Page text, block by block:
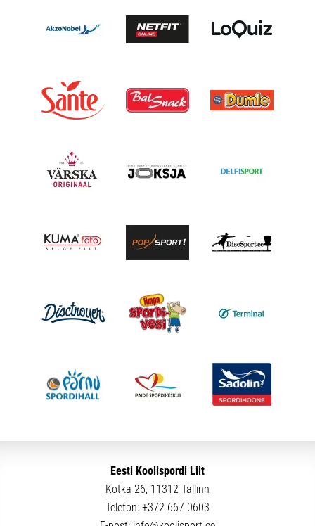
Eesti Koolispordi Liit
Kotka 26, 11312 Tallinn
Telefon: +372 667 0603